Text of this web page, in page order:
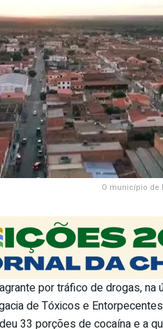
O município de
por tráfico de drogas, na
de Tóxicos e
33 porções de cocaína e a